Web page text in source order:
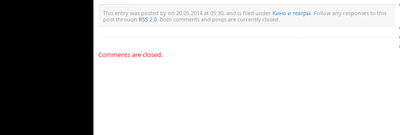
This entry was posted by on 20.05.2014 at 05:30, and is filed under Кино и театры. Follow any responses to this
post through RSS 2.0. Both comments and pings are currently closed.
Comments are closed.